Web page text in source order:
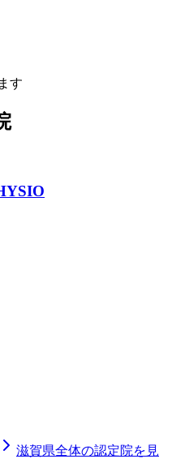
す
滋賀県全体の認定院を見